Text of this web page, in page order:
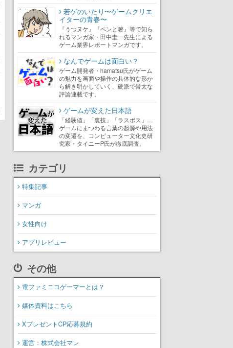
若ゲのいたり〜ゲームクリエ
イターの青春〜
『うつヌケ』『ペンと箸』等で知ら
れるマンガ家・田中圭一先生による
ゲーム業界レポートマンガです。
なんでゲームは面白い？
ゲーム開発者・hamatsu氏がゲーム
の魅力を画面や操作の具体的な形か
ら解き明かしていく、硬派で骨太な
評論連載です。
ゲームが変えた日本語
「経験値」「裏技」「ラスボス」…
ゲームにまつわる言葉の起源や用法
の変遷を、コンピューター文化史研
究家・タイニーP氏が徹底調査。
カテゴリ
特集記事
マンガ
女性向け
アプリレビュー
その他
電ファミニコゲーマーとは？
媒体資料はこちら
XプレゼントCP応募規約
運営：株式会社マレ